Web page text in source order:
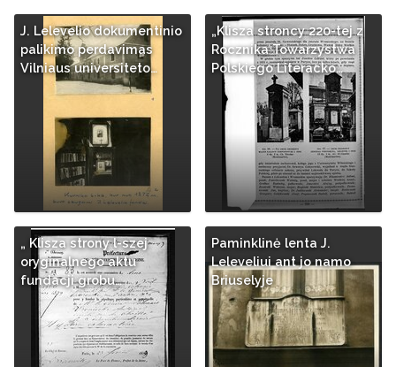
J. Lelevelio dokumentinio
palikimo perdavimas
Vilniaus universiteto…
„Klisza stroncy 220-tej z
Rocznika Towarzystwa
Polskiego Literacko…
„ Klisza strony l-szej
oryginalnego aktu
fundacji grobu…
Paminklinė lenta J.
Leleveliui ant jo namo
Briuselyje